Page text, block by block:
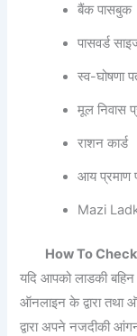
बैंक पासबुक
पासवर्ड
स्व-घोषणा
मूल निवास
राशन कार्ड
आय प्रमाण
Mazi
How To
यदि आपको लाडकी
ऑनलाइन के द्वारा
द्वारा अपने नजदीकी